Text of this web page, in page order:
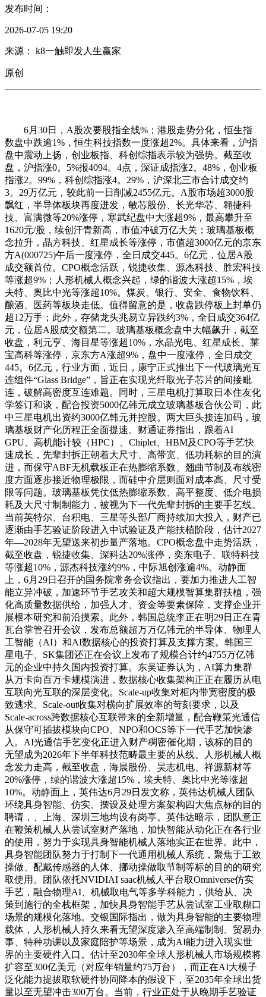
发布时间：
2026-07-05 19:20
来源： k8一触即发人生赢家
原创
6月30日，A股次要股指全线%；港股走势分化，恒生指
数盘中跌逾1%，恒生科技指数一度涨超2%。具体来看，沪指
盘中震动上扬，创业板指、科创综指表示较为强势。截至收
盘，沪指涨0。5%报4094。4点，深证成指涨2。48%，创业板
指涨2。99%，科创综指涨4。29%，沪深北三市合计成交约
3。29万亿元，较此前一日削减2455亿元。A股市场超3000股
飘红，半导体板块再度迸发，敏芯股份、长光华芯、翱捷科
技、富满微等20%涨停，寒武纪盘中大涨超9%，最高攀升至
1620元/股，续创汗青新高，市值冲破万亿大关；玻璃基板概
念拉升，晶方科技、红星成长等涨停，市值超3000亿元的京东
方A(000725)午后一度涨停，全日成交445。6亿元，位居A股
成交额首位。CPO概念活跃，锐捷收集、源杰科技、胜宏科技
等涨超9%；人形机械人概念兴起，绿的谐波大涨超15%，埃
夫特、奥比中光等涨超10%。煤炭、银行、安全、食物饮料、
酿酒、医药等板块走低。值得留意的是，收盘跌停板上封单仍
超12万手；此外，存储龙头兆易立异跌约3%，全日成交364亿
元，位居A股成交额第二。玻璃基板概念盘中大幅飙升，截至
收盘，利元亨、海目星等涨超10%，水晶光电、红星成长、莱
宝高科等涨停，京东方A涨超9%，盘中一度涨停，全日成交
445。6亿元，行业方面，近日，康宁正式推出下一代玻璃光互
连组件“Glass Bridge”，旨正在实现光纤取光子芯片的间接毗
连，破解高密度互连难题。同时，三星电机打算取日本住友化
学签订和谈，配合投资5000亿韩元成立玻璃基板合伙公司，此
中三星电机出资约3000亿韩元并控股。两大巨头接连加码，玻
璃基板财产化历程正全面提速。财通证券指出，跟着AI
GPU、高机能计较（HPC）、Chiplet、HBM及CPO等手艺快
速成长，先辈封拆正朝着大尺寸、高带宽、低功耗标的目的演
进，而保守ABF无机载板正在热膨缩系数、翘曲节制及布线密
度方面逐步接近物理极限，而硅中介层则面对成本高、尺寸受
限等问题。玻璃基板凭仗低热膨缩系数、高平整度、低介电损
耗及大尺寸制制能力，被视为下一代先辈封拆的主要手艺线。
当前英特尔、台积电、三星等头部厂商持续加大投入，财产已
逐渐由手艺验证阶段进入中试验证及产能扶植阶段，估计2027
年—2028年无望送来初步量产落地。CPO概念盘中走势活跃，
截至收盘，锐捷收集、深科达20%涨停，奕东电子、联特科技
等涨超10%，源杰科技涨约9%，中际旭创涨逾4%。动静面
上，6月29日召开的国务院常务会议指出，要加力推进人工智
能立异冲破，加速环节手艺攻关和超大规模智算集群扶植，强
化高质量数据供给，加强人才、资金等要素保障，支撑企业开
展根本研究和前沿摸索。此外，韩国总统李正在明29日正在青
瓦台掌管召开会议，发布总额超万万亿韩元的半导体、物理人
工智能（AI）和AI数据核心的投资打算及支撑方案。韩国三
星电子、SK集团还正在会议上发布了规模合计约4755万亿韩
元的企业中持久国内投资打算。东吴证券认为，AI算力集群
从万卡向百万卡规模演进，数据核心收集架构正正在履历从电
互联向光互联的深层变化。Scale-up收集对柜内带宽密度的极
致逃求、Scale-out收集对横向扩展效率的苛刻要求，以及
Scale-across跨数据核心互联带来的全新增量，配合鞭策光通信
从保守可插拔模块向CPO、NPO和OCS等下一代手艺加快渗
入。AI光通信手艺变化正进入财产稠密催化期，该标的目的
无望成为2026年下半年科技范畴最主要的从线。人形机械人概
念发力走高，截至收盘，海晨股份、昊志机电、祥源新材等
20%涨停，绿的谐波大涨超15%，埃夫特、奥比中光等涨超
10%。动静面上，英伟达6月29日发文称，英伟达机械人团队
环绕具身智能、仿实、摆设及处理方案架构四大焦点标的目的
聘请，、上海、深圳三地均设有岗亭。英伟达暗示，团队意正
在鞭策机械人从尝试室财产落地，加快智能从动化正在各行业
的使用，努力于实现具身智能机械人落地实正在世界。此中，
具身智能团队努力于打制下一代通用机械人系统，聚焦于工致
操做、配戴传感器的人体、挪动操做取节制等标的目的的研究
取使用。团队依托NVIDIAI saac机械人平台取Omniverse仿实
手艺，融合物理AI、机械取电气等多学科能力，供给从、决
策到施行的全栈框架，加快具身智能手艺从尝试室工业取糊口
场景的规模化落地。交银国际指出，做为具身智能的主要物理
载体，人形机械人持久来看无望深度渗入至高端制制、贸易办
事、特种功课以及家庭陪护等场景，成为AI能力进入现实世
界的主要硬件入口。估计至2030年全球人形机械人市场规模将
扩容至300亿美元（对应年销量约75万台），而正在AI大模子
泛化能力提拔取软硬件协同降本的假设下，至2035年全球出货
量以至无望冲击300万台。当前，行业正处于从晚期手艺验证